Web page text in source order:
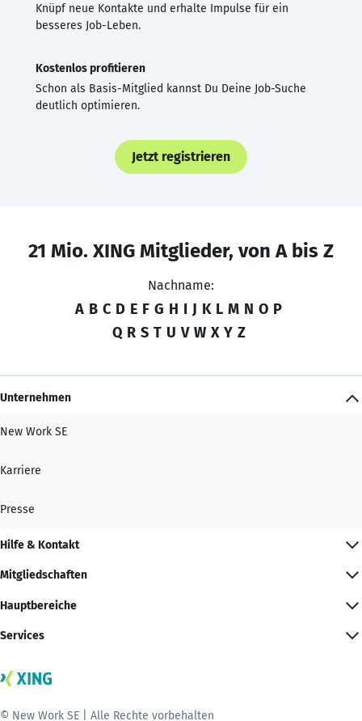
Knüpf neue Kontakte und erhalte Impulse für ein
besseres Job-Leben.
Kostenlos profitieren
Schon als Basis-Mitglied kannst Du Deine Job-Suche
deutlich optimieren.
Jetzt registrieren
21 Mio. XING Mitglieder, von A bis Z
Nachname:
A B C D E F G H I J K L M N O P
Q R S T U V W X Y Z
Unternehmen
New Work SE
Karriere
Presse
Hilfe & Kontakt
Mitgliedschaften
Hauptbereiche
Services
© New Work SE | Alle Rechte vorbehalten